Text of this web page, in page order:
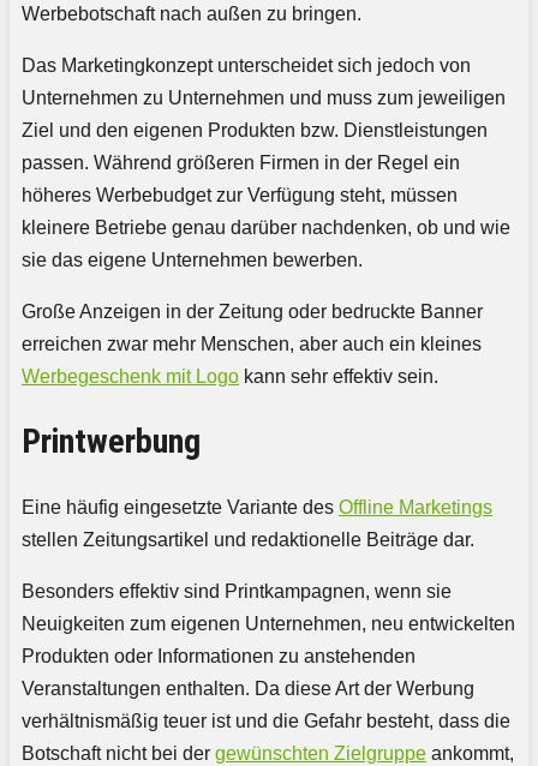
Werbebotschaft nach außen zu bringen.
Das Marketingkonzept unterscheidet sich jedoch von
Unternehmen zu Unternehmen und muss zum jeweiligen
Ziel und den eigenen Produkten bzw. Dienstleistungen
passen. Während größeren Firmen in der Regel ein
höheres Werbebudget zur Verfügung steht, müssen
kleinere Betriebe genau darüber nachdenken, ob und wie
sie das eigene Unternehmen bewerben.
Große Anzeigen in der Zeitung oder bedruckte Banner
erreichen zwar mehr Menschen, aber auch ein kleines
Werbegeschenk mit Logo kann sehr effektiv sein.
Printwerbung
Eine häufig eingesetzte Variante des Offline Marketings
stellen Zeitungsartikel und redaktionelle Beiträge dar.
Besonders effektiv sind Printkampagnen, wenn sie
Neuigkeiten zum eigenen Unternehmen, neu entwickelten
Produkten oder Informationen zu anstehenden
Veranstaltungen enthalten. Da diese Art der Werbung
verhältnismäßig teuer ist und die Gefahr besteht, dass die
Botschaft nicht bei der gewünschten Zielgruppe ankommt,